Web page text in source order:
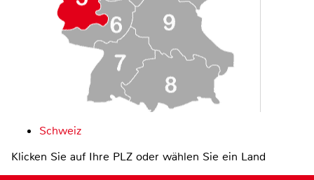
Schweiz
Klicken Sie auf Ihre PLZ oder wählen Sie ein Land